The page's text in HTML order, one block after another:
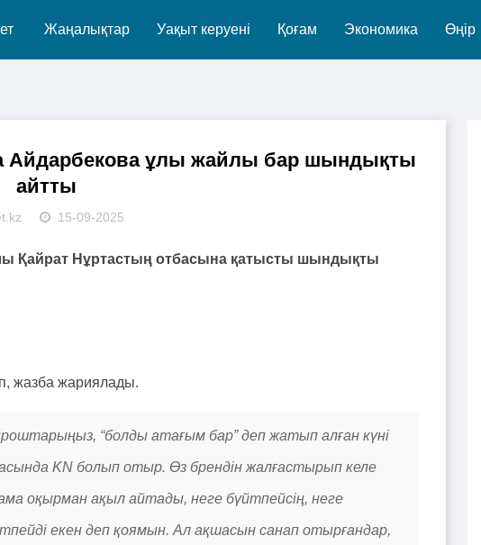
Жаңалықтар Уақыт керуені Қоғам Экономика Өңір
Айдарбекова ұлы жайлы бар шындықты
айтты
15-09-2025
Қайрат Нұртастың отбасына қатысты шындықты
жазба жариялады.
“болды атағым бар” деп жатып алған күні
KN болып отыр. Өз брендін жалғастырып келе
оқырман ақыл айтады, неге бүйтпейсің, неге
екен деп қоямын. Ал ақшасын санап отырғандар,